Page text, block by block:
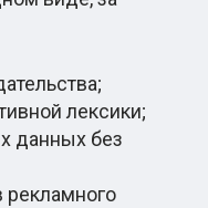
лексики;
данных без